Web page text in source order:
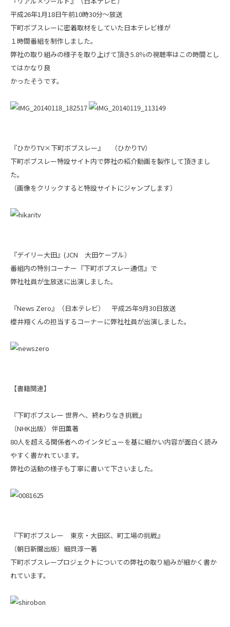
平成26年1月18日午前10時30分～放送
下町ボブスレーに密着取材をしていた日本テレビ様が
１時間番組を制作しました。
弊社の取り組みの様子を取り上げて頂き5.8％の視聴率はこの時間とし
てはかなり良
かったそうです。
『ひかりTV×下町ボブスレー』 （ひかりTV）
下町ボブスレー特設サイト内で弊社の紹介動画を製作して頂きまし
た。
（画像をクリックすると特設サイトにジャンプします）
『デイリー大田』(JCN 大田ケーブル）
番組内の特別コーナー『下町ボブスレー通信』で
弊社社員が生放送に出演しました。
『News Zero』（日本テレビ） 平成25年9月30日放送
櫻井翔くんの担当するコーナーに弊社社員が出演しました。
【書籍関連】
『下町ボブスレー 世界へ、終わりなき挑戦』
（NHK出版） 伴田薫著
80人を超える関係者へのインタビューを基に細かい内容が面白く読み
やすく書かれています。
弊社の活動の様子も丁寧に書いて下さいました。
『下町ボブスレー 東京・大田区、町工場の挑戦』
（朝日新聞出版）細貝淳一著
下町ボブスレープロジェクトについての弊社の取り組みが細かく書か
れています。